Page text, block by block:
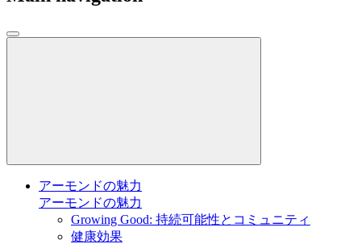
アーモンドの魅力
アーモンドの魅力
Growing Good: 持続可能性とコミュニティ
健康効果